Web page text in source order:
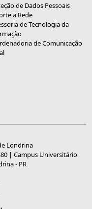
de Dados Pessoais
a Rede
de Tecnologia da
de Comunicação
Londrina
| Campus Universitário
- PR